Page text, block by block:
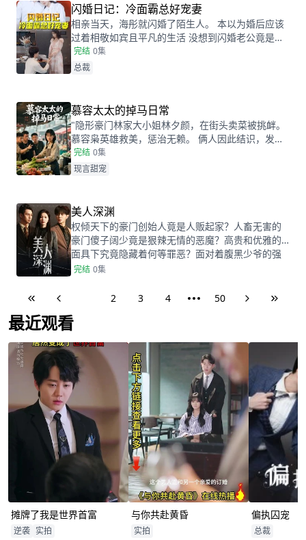
闪婚日记：冷面霸总好宠妻
相亲当天，海彤就闪婚了陌生人。 本以为婚后应该
过着相敬如宾且平凡的生活 没想到闪婚老公竟是个
粘人的牛皮糖。 最让她惊讶的是，每次她面临困
境，他一出面，所有的事情都能迎刃而解。 等到她
亿首富竟然和她老公长得一模一样。 他宠妻成狂，
宠的就是她呀！
完结 0集
总裁
慕容太太的掉马日常
"隐形豪门林家大小姐林夕颜，在街头卖菜被挑衅。
慕容枭英雄救美，惩治无赖。 俩人因此结识，发现
双方都面临被催婚的命运。 为了双双躲避联姻，俩
人一拍即合，迅速领证。 没想到结婚后，她的闪婚
完结 0集
现言甜宠
美人深渊
权倾天下的豪门创始人竟是人贩起家？人畜无害的
豪门傻子阔少竟是狠辣无情的恶魔？高贵和优雅的
面具下究竟隐藏着何等罪恶？面对着腹黑少爷的强
取豪夺，她又该如何选择？是引火上身，亦或是欲
完结 0集
2 3 4 50
最近观看
摊牌了我是世界首富
逆袭 实拍
与你共赴黄昏
实拍
偏执囚宠
总裁